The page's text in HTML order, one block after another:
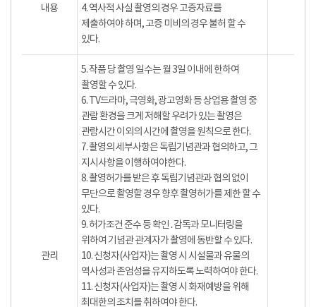
내용
4. 역사적 사실 촬영의 경우 고증자료를
제출하여야 하며, 고증 미비의 경우 불허 할 수
있다.
관리
5. 작품 당 촬영 일수는 월 3일 이내에 한하여
촬영할 수 있다.
6. TV드라마, 극영화, 광고영화 등 상업용 촬영 중
관람 환경을 크게 저해할 우려가 있는 촬영은
관람시간 이외의 시간에 촬영을 원칙으로 한다.
7. 촬영의 세부사항은 독립기념관과 협의하고, 그
지시사항을 이행하여야한다.
8. 촬영허가를 받은 후 독립기념관과 협의 없이
무단으로 촬영할 경우 향후 촬영허가를 제한 할 수
있다.
9. 허가조건 준수 등 확인․감독과 모니터링을
위하여 기념관 관계자가 촬영에 동반할 수 있다.
10. 신청자(사업자)는 촬영 시 시설물과 유물의
역사성과 존엄성을 유지하도록 노력하여야 한다.
11. 신청자(사업자)는 촬영 시 화재예방을 위해
최대한의 조치를 취하여야 한다.